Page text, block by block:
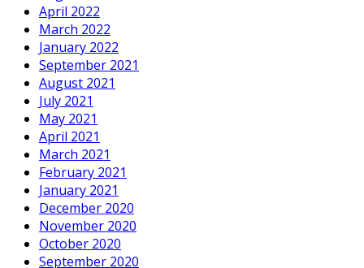
April 2022
March 2022
January 2022
September 2021
August 2021
July 2021
May 2021
April 2021
March 2021
February 2021
January 2021
December 2020
November 2020
October 2020
September 2020